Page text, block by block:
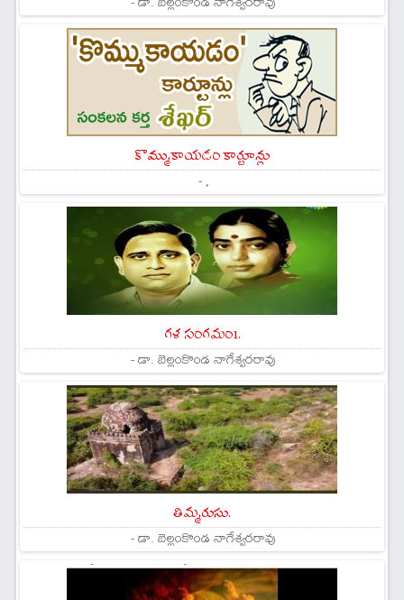
కొమ్ముకాయడం కార్టూన్లు
- ,
గళ సంగమం1.
- డా. బెల్లంకొండ నాగేశ్వరరావు
తిమ్మరుసు.
- డా. బెల్లంకొండ నాగేశ్వరరావు